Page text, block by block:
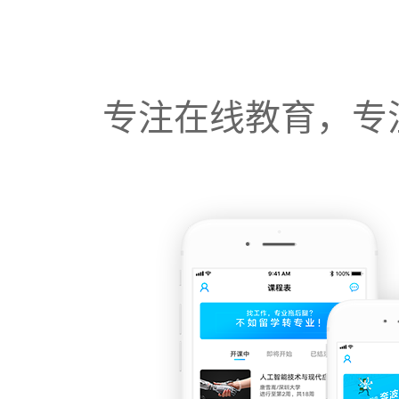
专注在线教育，